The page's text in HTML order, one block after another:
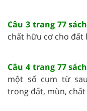
Câu 3 trang 77
chất hữu cơ cho đất
Câu 4 trang 77
một số cụm từ
trong đất, mùn,